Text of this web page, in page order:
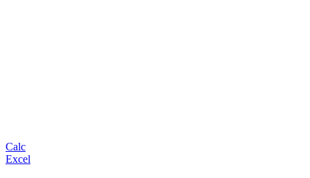
Calc
Excel